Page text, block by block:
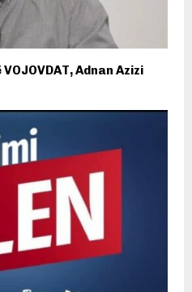
Adnan Azizi